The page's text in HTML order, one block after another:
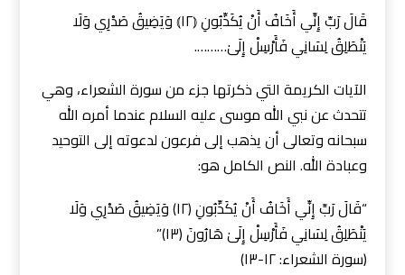
قَالَ رَبِّ إِنِّي أَخَافُ أَنْ يُكَذِّبُونِ ⦅١٢⦆ وَيَضِيقُ صَدْرِي وَلَا
يَنْطَلِقُ لِسَانِي فَأَرْسِلْ إِلَىٰ……….
الآيات الكريمة التي ذكرتها جزء من سورة الشعراء، وهي
تتحدث عن نبي الله موسى عليه السلام عندما أمره الله
سبحانه وتعالى أن يذهب إلى فرعون لدعوته إلى التوحيد
وعبادة الله. النص الكامل هو:
“قَالَ رَبِّ إِنِّي أَخَافُ أَنْ يُكَذِّبُونِ (١٢) وَيَضِيقُ صَدْرِي وَلَا
يَنْطَلِقُ لِسَانِي فَأَرْسِلْ إِلَىٰ هَارُونَ (١٣)”
(سورة الشعراء: ١٢-١٣)